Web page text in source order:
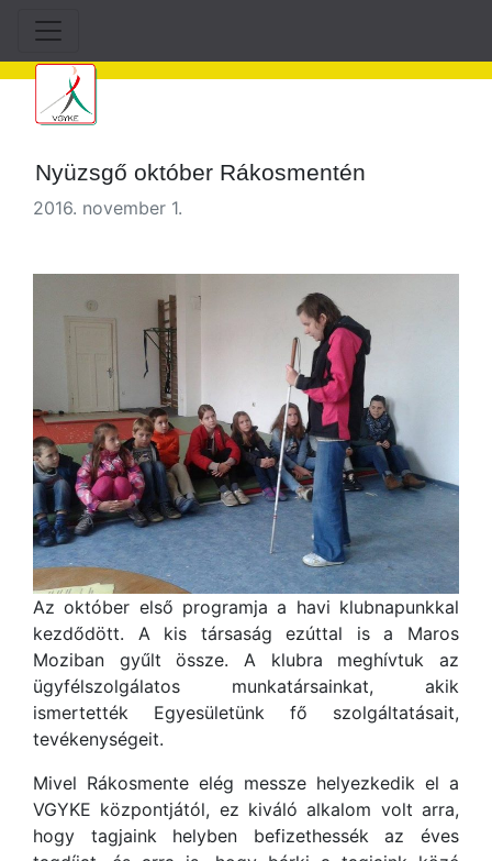
Nyüzsgő október Rákosmentén
2016. november 1.
Az október első programja a havi klubnapunkkal
kezdődött. A kis társaság ezúttal is a Maros
Moziban gyűlt össze. A klubra meghívtuk az
ügyfélszolgálatos munkatársainkat, akik
ismertették Egyesületünk fő szolgáltatásait,
tevékenységeit.
Mivel Rákosmente elég messze helyezkedik el a
VGYKE központjától, ez kiváló alkalom volt arra,
hogy tagjaink helyben befizethessék az éves